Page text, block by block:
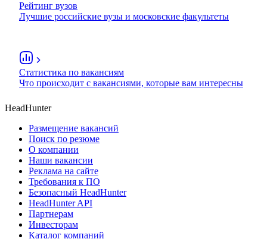
Рейтинг вузов
Лучшие российские вузы и московские факультеты
Статистика по вакансиям
Что происходит с вакансиями, которые вам интересны
HeadHunter
Размещение вакансий
Поиск по резюме
О компании
Наши вакансии
Реклама на сайте
Требования к ПО
Безопасный HeadHunter
HeadHunter API
Партнерам
Инвесторам
Каталог компаний